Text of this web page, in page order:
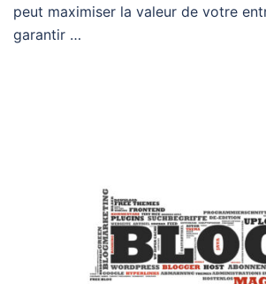
peut maximiser la valeur de votre
garantir …